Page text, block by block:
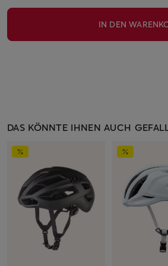
IN DEN
DAS KÖNNTE IHNEN AUCH